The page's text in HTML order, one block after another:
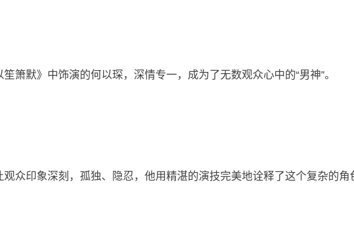
箫默》中饰演的何以琛，深情专一，成为了无数观众心中的“男神”。
众印象深刻，孤独、隐忍，他用精湛的演技完美地诠释了这个复杂的角